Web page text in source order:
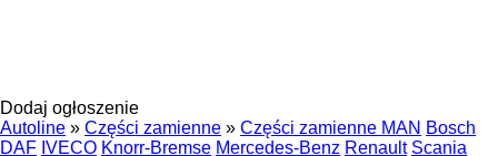
Dodaj ogłoszenie
Autoline » Części zamienne » Części zamienne MAN Bosch
DAF IVECO Knorr-Bremse Mercedes-Benz Renault Scania